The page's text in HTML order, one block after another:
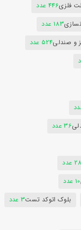
فلزی446 عدد
183 عدد
و صندلی524 عدد
36 عدد
10 عدد
بلوک اتوکد تست3 عدد